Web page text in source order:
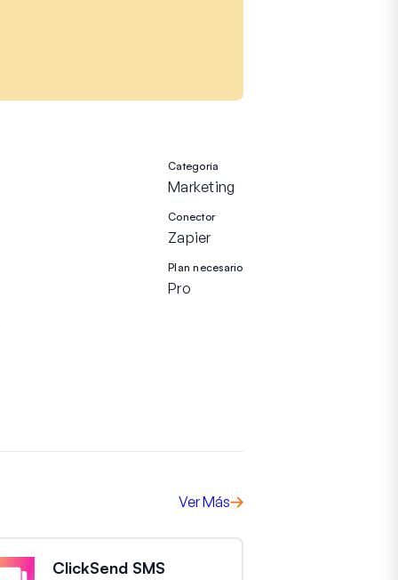
Categoría
Marketing
Conector
Zapier
Plan necesario
Pro
Ver Más
ClickSend SMS